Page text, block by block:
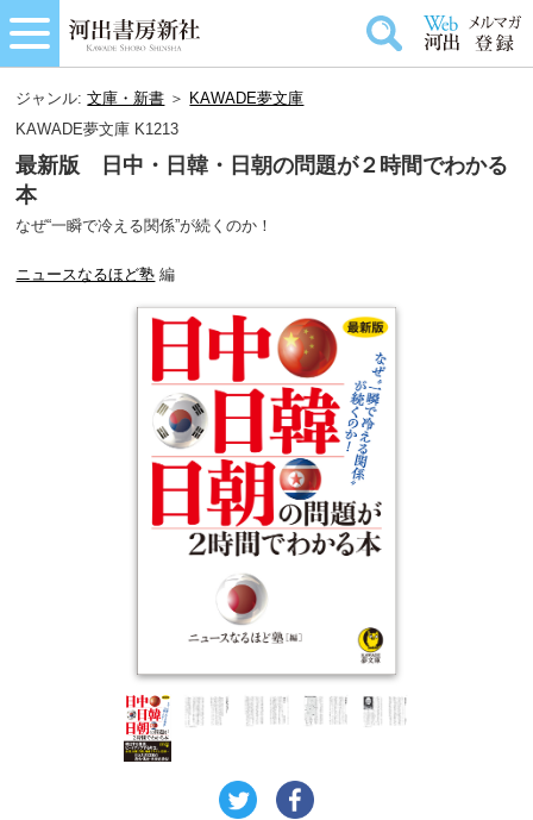
ジャンル:文庫・新書 ＞ KAWADE夢文庫
KAWADE夢文庫 K1213
最新版 日中・日韓・日朝の問題が２時間でわかる
本
なぜ“一瞬で冷える関係”が続くのか！
ニュースなるほど塾 編